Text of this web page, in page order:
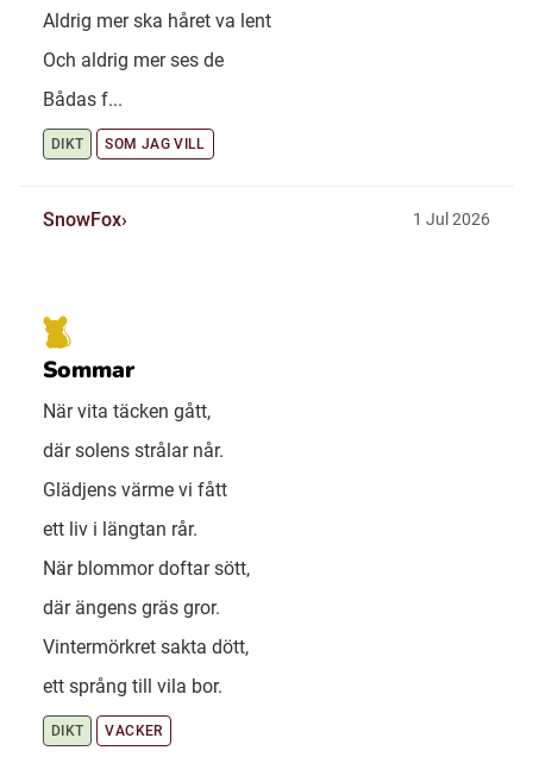
Aldrig mer ska håret va lent
Och aldrig mer ses de
Bådas f...
DIKT SOM JAG VILL
SnowFox 1 Jul 2026
Sommar
När vita täcken gått,
där solens strålar når.
Glädjens värme vi fått
ett liv i längtan rår.
När blommor doftar sött,
där ängens gräs gror.
Vintermörkret sakta dött,
ett språng till vila bor.
DIKT VACKER